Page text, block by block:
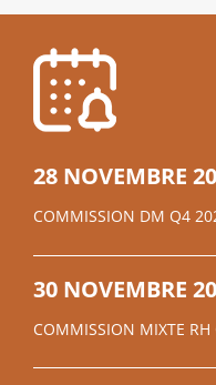
28 NOVEMBRE
COMMISSION DM Q4
30 NOVEMBRE
COMMISSION MIXTE